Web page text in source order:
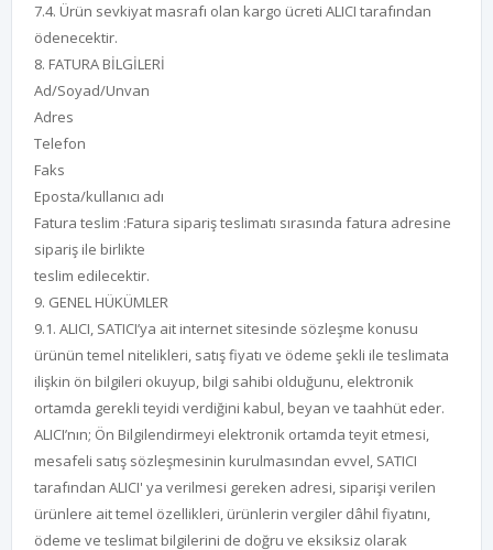
7.4. Ürün sevkiyat masrafı olan kargo ücreti ALICI tarafından
ödenecektir.
8. FATURA BİLGİLERİ
Ad/Soyad/Unvan
Adres
Telefon
Faks
Eposta/kullanıcı adı
Fatura teslim :Fatura sipariş teslimatı sırasında fatura adresine
sipariş ile birlikte
teslim edilecektir.
9. GENEL HÜKÜMLER
9.1. ALICI, SATICI’ya ait internet sitesinde sözleşme konusu
ürünün temel nitelikleri, satış fiyatı ve ödeme şekli ile teslimata
ilişkin ön bilgileri okuyup, bilgi sahibi olduğunu, elektronik
ortamda gerekli teyidi verdiğini kabul, beyan ve taahhüt eder.
ALICI’nın; Ön Bilgilendirmeyi elektronik ortamda teyit etmesi,
mesafeli satış sözleşmesinin kurulmasından evvel, SATICI
tarafından ALICI' ya verilmesi gereken adresi, siparişi verilen
ürünlere ait temel özellikleri, ürünlerin vergiler dâhil fiyatını,
ödeme ve teslimat bilgilerini de doğru ve eksiksiz olarak